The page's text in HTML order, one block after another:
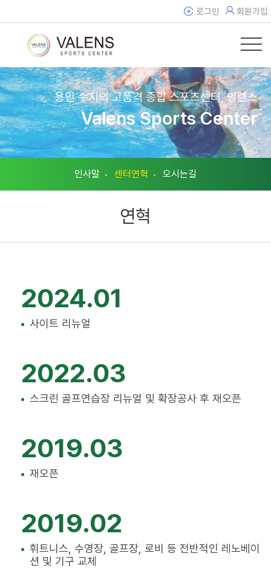
로그인 회원가입
용인 수지의 고품격 종합 스포츠센터, 발렌스
Valens Sports Center
용인 수지의 고품격 종합 스포츠센터, 발렌스
Valens Sports Center
인사말 센터연혁 오시는길
연혁
2024.01
사이트 리뉴얼
2022.03
스크린 골프연습장 리뉴얼 및 확장공사 후 재오픈
2019.03
재오픈
2019.02
휘트니스, 수영장, 골프장, 로비 등 전반적인 레노베이
션 및 기구 교체